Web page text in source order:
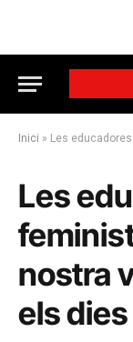
Inici » Les educadores
Les
nostra
els dies